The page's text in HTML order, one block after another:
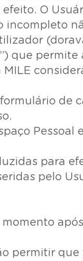
O
incompleto
que
de
Pessoal
para
pelo
permitir